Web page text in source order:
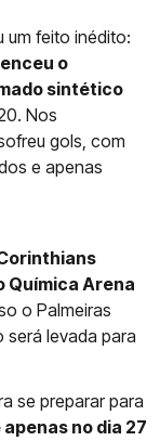
um feito inédito:
o
sintético
Nos
gols, com
e apenas
Química Arena
o Palmeiras
será levada para
se preparar para
no dia 27